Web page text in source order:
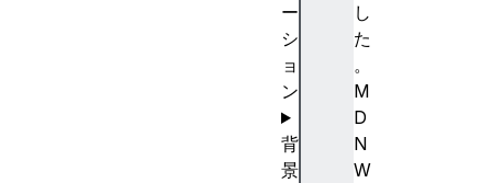
し
た
。
M
D
N
W
ー
シ
ョ
ン
背
景